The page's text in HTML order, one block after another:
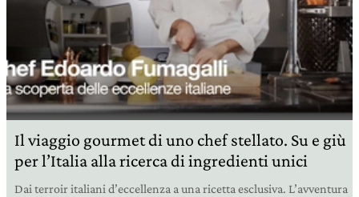
Il viaggio gourmet di uno chef stellato. Su e giù
per l’Italia alla ricerca di ingredienti unici
Dai terroir italiani d’eccellenza a una ricetta esclusiva. L’avventura